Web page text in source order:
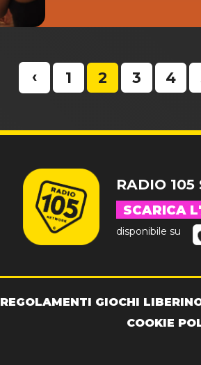
‹ 1 2 3 4
RADIO 105
SCARICA
disponibile su
REGOLAMENTI GIOCHI LIBERI
COOKIE